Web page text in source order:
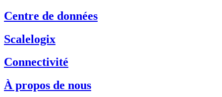
Centre de données
Scalelogix
Connectivité
À propos de nous